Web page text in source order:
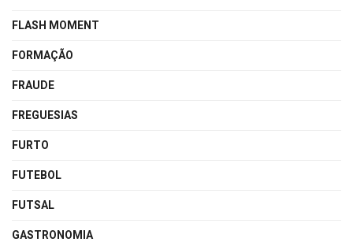
FLASH MOMENT
FORMAÇÃO
FRAUDE
FREGUESIAS
FURTO
FUTEBOL
FUTSAL
GASTRONOMIA